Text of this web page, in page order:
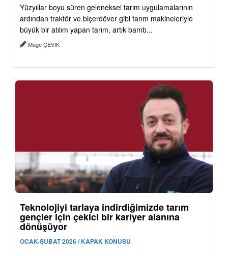
Yüzyıllar boyu süren geleneksel tarım uygulamalarının
ardından traktör ve biçerdöver gibi tarım makineleriyle
büyük bir atılım yapan tarım, artık bamb...
Müge ÇEVİK
Teknolojiyi tarlaya indirdiğimizde tarım
gençler için çekici bir kariyer alanına
dönüşüyor
OCAK-ŞUBAT 2026 / KAPAK KONUSU